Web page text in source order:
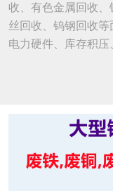
收、有色金属回收
丝回收、钨钢回收等
电力硬件、库存积